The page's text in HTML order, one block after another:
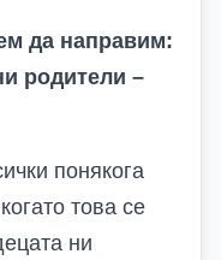
да направим:
родители –
понякога
това се
ни